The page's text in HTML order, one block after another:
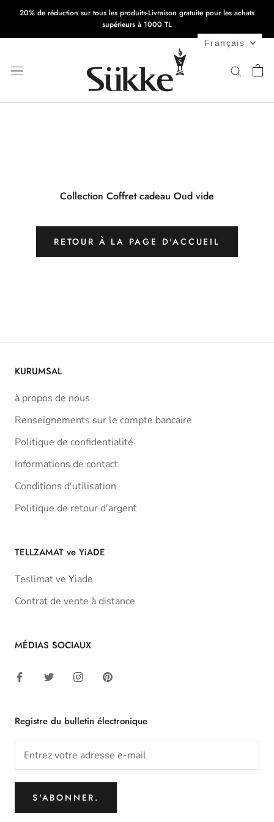
Passer
contenu
20% de réduction sur tous les produits-Livraison gratuite pour les achats
supérieurs à 1000 TL
Collection Coffret cadeau Oud vide
RETOUR À LA PAGE D'ACCUEIL
KURUMSAL
à propos de nous
Renseignements sur le compte bancaire
Politique de confidentialité
Informations de contact
Conditions d'utilisation
Politique de retour d'argent
TELLZAMAT ve YiADE
Teslimat ve Yiade
Contrat de vente à distance
MÉDIAS SOCIAUX
Registre du bulletin électronique
S'ABONNER.
Français